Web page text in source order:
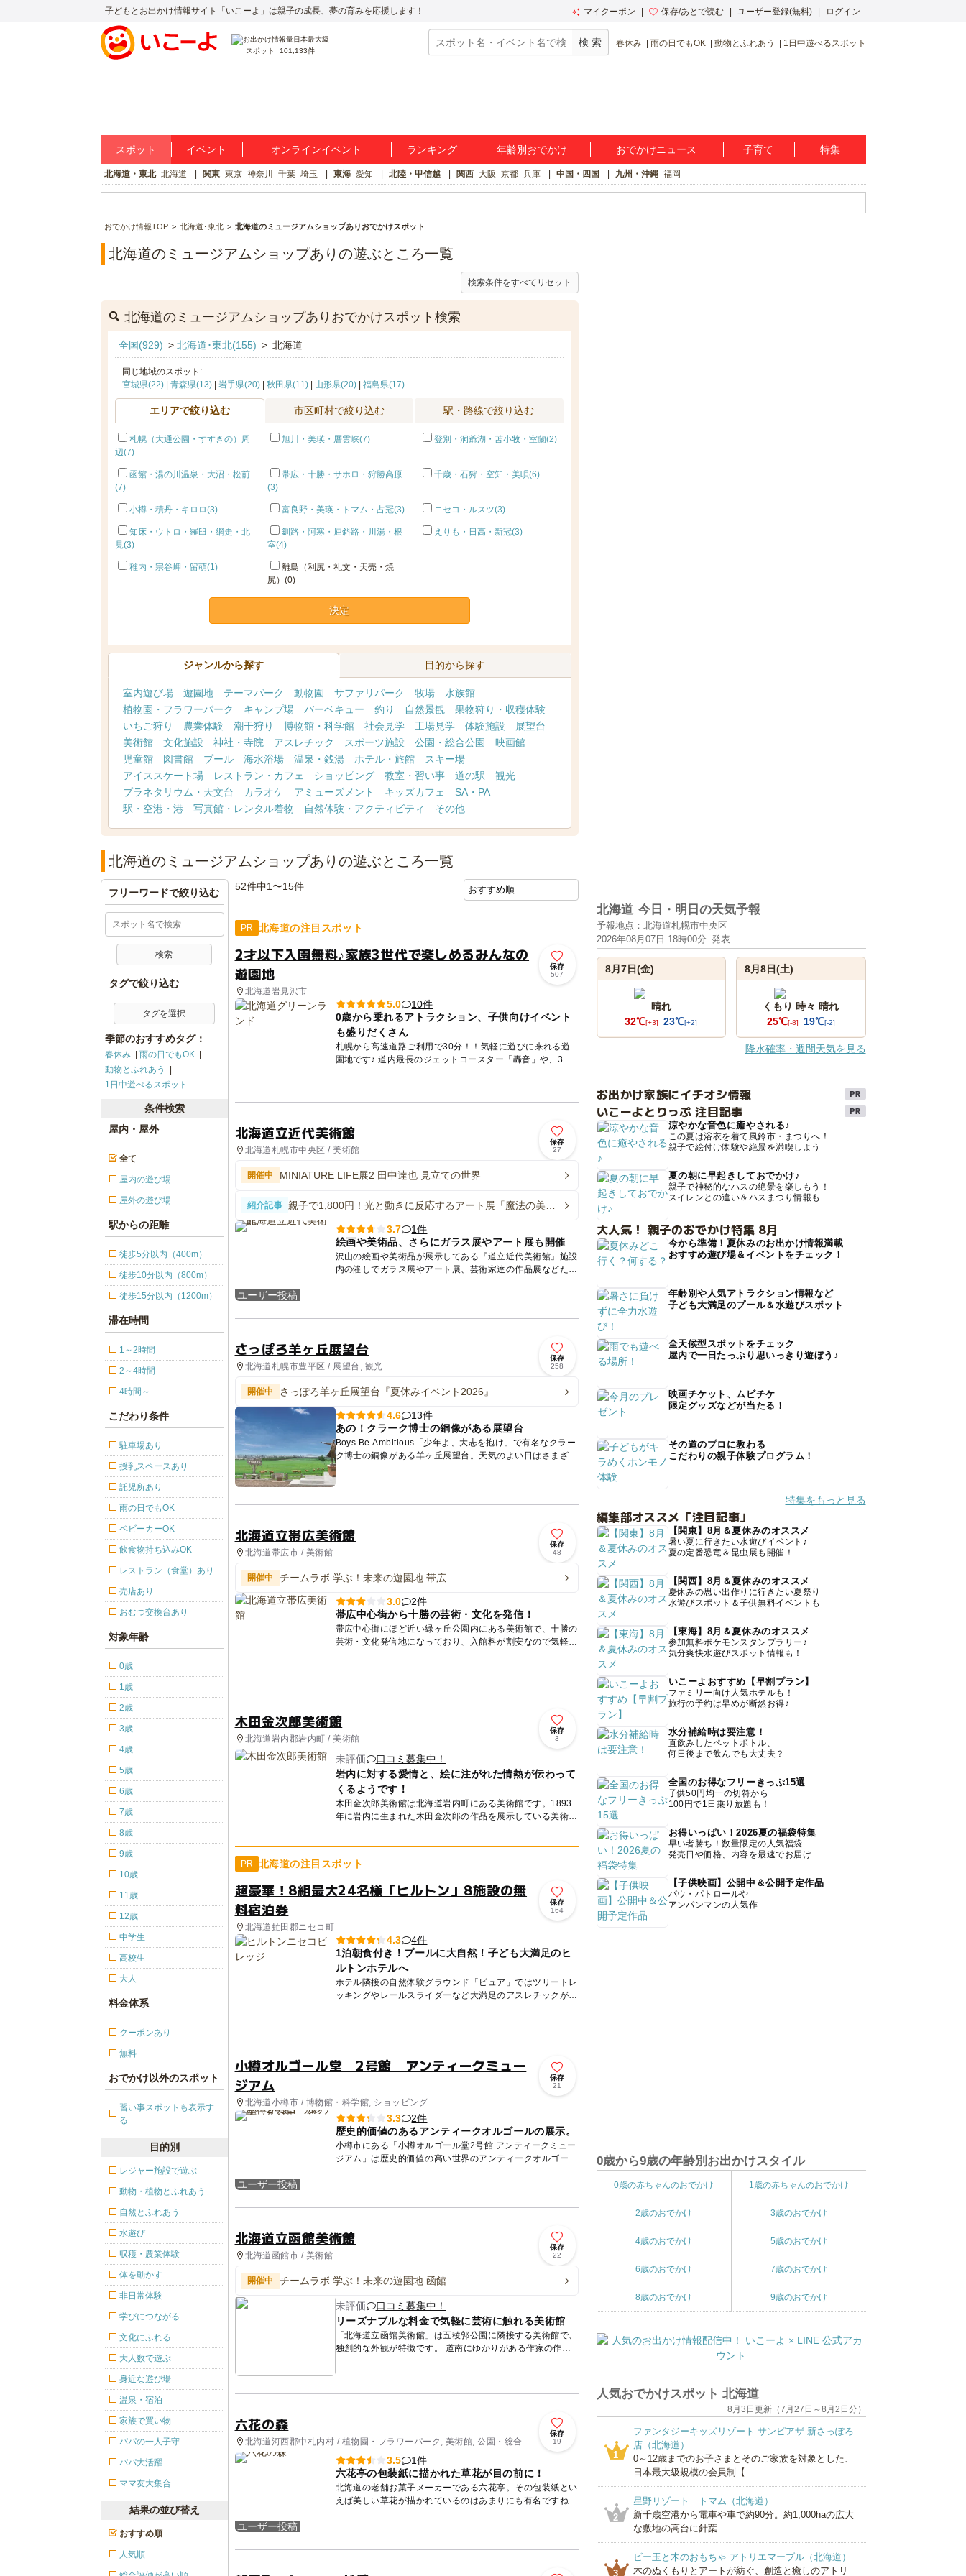
子どもとお出かけ情報サイト「いこーよ」は親子の成長、夢の育みを応援します！ マイクーポン 保存/あとで読む ユーザー登録(無料) ログイン
スポット 101,133件
春休み 雨の日でもOK 動物とふれあう 1日中遊べるスポット
スポット イベント オンラインイベント ランキング 年齢別おでかけ おでかけニュース 子育て 特集
北海道・東北 北海道 関東 東京 神奈川 千葉 埼玉 東海 愛知 北陸・甲信越 関西 大阪 京都 兵庫 中国・四国 九州・沖縄 福岡
おでかけ情報TOP 北海道･東北 北海道のミュージアムショップありおでかけスポット
北海道のミュージアムショップありの遊ぶところ一覧
検索条件をすべてリセット
北海道のミュージアムショップありおでかけスポット検索
全国(929) > 北海道･東北(155) > 北海道
同じ地域のスポット:
宮城県(22)| 青森県(13)| 岩手県(20)| 秋田県(11)| 山形県(20)| 福島県(17)
エリアで絞り込む 市区町村で絞り込む 駅・路線で絞り込む
札幌（大通公園・すすきの）周
辺(7)
旭川・美瑛・層雲峡(7) 登別・洞爺湖・苫小牧・室蘭(2)
函館・湯の川温泉・大沼・松前
(7)
帯広・十勝・サホロ・狩勝高原
(3)
千歳・石狩・空知・美唄(6)
小樽・積丹・キロロ(3) 富良野・美瑛・トマム・占冠(3) ニセコ・ルスツ(3)
知床・ウトロ・羅臼・網走・北
見(3)
釧路・阿寒・屈斜路・川湯・根
室(4)
えりも・日高・新冠(3)
稚内・宗谷岬・留萌(1)
離島（利尻・礼文・天売・焼
尻）(0)
決定
ジャンルから探す 目的から探す
室内遊び場 遊園地 テーマパーク 動物園 サファリパーク 牧場
水族館
植物園・フラワーパーク
キャンプ場 バーベキュー 釣り 自然景観
果物狩り・収穫体験
いちご狩り
農業体験 潮干狩り 博物館・科学館 社会見学 工場見学 体験施設
展望台
美術館
文化施設 神社・寺院 アスレチック スポーツ施設 公園・総合公園
映画館
児童館
図書館 プール 海水浴場 温泉・銭湯 ホテル・旅館
スキー場
アイススケート場
レストラン・カフェ ショッピング 教室・習い事 道の駅
観光
プラネタリウム・天文台
カラオケ アミューズメント キッズカフェ
SA・PA
駅・空港・港
写真館・レンタル着物 自然体験・アクティビティ その他
北海道のミュージアムショップありの遊ぶところ一覧
52件中1〜15件
PR 北海道の注目スポット
2才以下入園無料♪家族3世代で楽しめるみんなの
遊園地
北海道岩見沢市
保存
507
5.0
10件
0歳から乗れるアトラクション、子供向けイベント
も盛りだくさん
札幌から高速道路ご利用で30分！！気軽に遊びに来れる遊
園地です♪ 道内最長のジェットコースター「轟音」や、3回
北海道立近代美術館
北海道札幌市中央区 / 美術館
保存
27
開催中 MINIATURE LIFE展2 田中達也 見立ての世界
紹介記事
親子で1,800円！光と動きに反応するアート展「魔法の美術
ユーザー投稿
3.7
1件
絵画や美術品、さらにガラス展やアート展も開催
沢山の絵画や美術品が展示してある『道立近代美術館』施設
内の催しでガラス展やアート展、芸術家達の作品展などたく
さっぽろ羊ヶ丘展望台
北海道札幌市豊平区 / 展望台, 観光
保存
258
開催中 さっぽろ羊ヶ丘展望台『夏休みイベント2026』
4.6
13件
あの！クラーク博士の銅像がある展望台
Boys Be Ambitious「少年よ、大志を抱け」で有名なクラー
ク博士の銅像がある羊ヶ丘展望台。天気のよい日はさまざま
な札幌の風景を映し出してくれる絶景スポットです。 ...
北海道立帯広美術館
北海道帯広市 / 美術館
保存
48
開催中 チームラボ 学ぶ！未来の遊園地 帯広
3.0
2件
帯広中心街から十勝の芸術・文化を発信！
帯広中心街にほど近い緑ヶ丘公園内にある美術館で、十勝の
芸術・文化発信地になっており、入館料が割安なので気軽に
木田金次郎美術館
北海道岩内郡岩内町 / 美術館
保存
3
未評価
口コミ募集中！
岩内に対する愛情と、絵に注がれた情熱が伝わって
くるようです！
木田金次郎美術館は北海道岩内町にある美術館です。1893
年に岩内に生まれた木田金次郎の作品を展示している美術館
PR 北海道の注目スポット
超豪華！8組最大24名様「ヒルトン」8施設の無
料宿泊券
北海道虻田郡ニセコ町
保存
164
4.3
4件
1泊朝食付き！プールに大自然！子ども大満足のヒ
ルトンホテルへ
ホテル隣接の自然体験グラウンド「ピュア」ではツリートレ
ッキングやレールスライダーなど大満足のアスレチックが遊
小樽オルゴール堂 2号館 アンティークミュー
ジアム
北海道小樽市 / 博物館・科学館, ショッピング
保存
21
ユーザー投稿
3.3
2件
歴史的価値のあるアンティークオルゴールの展示。
小樽市にある「小樽オルゴール堂2号館 アンティークミュー
ジアム」は歴史的価値の高い世界のアンティークオルゴール
北海道立函館美術館
北海道函館市 / 美術館
保存
22
開催中 チームラボ 学ぶ！未来の遊園地 函館
未評価
口コミ募集中！
リーズナブルな料金で気軽に芸術に触れる美術館
「北海道立函館美術館」は五稜郭公園に隣接する美術館で、
独創的な外観が特徴です。 道南にゆかりがある作家の作品
す。 展示...
六花の森
北海道河西郡中札内村 / 植物園・フラワーパーク, 美術館, 公園・総合公
園
保存
19
ユーザー投稿
3.5
1件
六花亭の包装紙に描かれた草花が目の前に！
北海道の老舗お菓子メーカーである六花亭。その包装紙とい
えば美しい草花が描かれているのはあまりにも有名ですね。
フリーワードで絞り込む
タグで絞り込む
タグを選択
季節のおすすめタグ：
春休み
雨の日でもOK
動物とふれあう
1日中遊べるスポット
条件検索
屋内・屋外
全て
屋内の遊び場
屋外の遊び場
駅からの距離
徒歩5分以内（400m）
徒歩10分以内（800m）
徒歩15分以内（1200m）
滞在時間
1～2時間
2～4時間
4時間～
こだわり条件
駐車場あり
授乳スペースあり
託児所あり
雨の日でもOK
ベビーカーOK
飲食物持ち込みOK
レストラン（食堂）あり
売店あり
おむつ交換台あり
対象年齢
0歳
1歳
2歳
3歳
4歳
5歳
6歳
7歳
8歳
9歳
10歳
11歳
12歳
中学生
高校生
大人
料金体系
クーポンあり
無料
おでかけ以外のスポット
習い事スポットも表示す
る
目的別
レジャー施設で遊ぶ
動物・植物とふれあう
自然とふれあう
水遊び
収穫・農業体験
体を動かす
非日常体験
学びにつながる
文化にふれる
大人数で遊ぶ
身近な遊び場
温泉・宿泊
家族で買い物
パパの一人子守
パパ大活躍
ママ友大集合
結果の並び替え
おすすめ順
人気順
北海道 今日・明日の天気予報
予報地点：北海道札幌市中央区
2026年08月07日 18時00分 発表
8月7日(金)
晴れ
32℃[+3] 23℃[+2]
8月8日(土)
くもり 時々 晴れ
25℃[-8] 19℃[-2]
降水確率・週間天気を見る
お出かけ家族にイチオシ情報
いこーよとりっぷ 注目記事
涼やかな音色に癒やされる♪
この夏は浴衣を着て風鈴市・まつりへ！
親子で絵付け体験や絶景を満喫しよう
夏の朝に早起きしておでかけ♪
親子で神秘的なハスの絶景を楽しもう！
スイレンとの違い＆ハスまつり情報も
大人気！ 親子のおでかけ特集 8月
今から準備！夏休みのお出かけ情報満載
おすすめ遊び場＆イベントをチェック！
年齢別や人気アトラクション情報など
子ども大満足のプール＆水遊びスポット
全天候型スポットをチェック
屋内で一日たっぷり思いっきり遊ぼう♪
映画チケット、ムビチケ
限定グッズなどが当たる！
その道のプロに教わる
こだわりの親子体験プログラム！
特集をもっと見る
編集部オススメ「注目記事」
【関東】8月＆夏休みのオススメ
暑い夏に行きたい水遊びイベント♪
夏の定番恐竜＆昆虫展も開催！
【関西】8月＆夏休みのオススメ
夏休みの思い出作りに行きたい夏祭り
水遊びスポット＆子供無料イベントも
【東海】8月＆夏休みのオススメ
参加無料ポケモンスタンプラリー♪
気分爽快水遊びスポット情報も！
いこーよおすすめ【早割プラン】
ファミリー向け人気ホテルも！
旅行の予約は早めが断然お得♪
水分補給時は要注意！
直飲みしたペットボトル、
何日後まで飲んでも大丈夫？
全国のお得なフリーきっぷ15選
子供50円均一の切符から
100円で1日乗り放題も！
お得いっぱい！2026夏の福袋特集
早い者勝ち！数量限定の人気福袋
発売日や価格、内容を最速でお届け
【子供映画】公開中＆公開予定作品
パウ・パトロールや
アンパンマンの人気作
0歳から9歳の年齢別お出かけスタイル
0歳の赤ちゃんのおでかけ 1歳の赤ちゃんのおでかけ
2歳のおでかけ 3歳のおでかけ
4歳のおでかけ 5歳のおでかけ
6歳のおでかけ 7歳のおでかけ
8歳のおでかけ 9歳のおでかけ
人気おでかけスポット 北海道
8月3日更新（7月27日～8月2日分）
1
ファンタジーキッズリゾート サンピアザ 新さっぽろ
店（北海道）
0～12歳までのお子さまとそのご家族を対象とした、
日本最大級規模の会員制【...
2
星野リゾート トマム（北海道）
新千歳空港から電車や車で約90分。約1,000haの広大
な敷地の高台に針葉...
3
ビー玉と木のおもちゃ アトリエマーブル（北海道）
木のぬくもりとアートが紡ぐ、創造と癒しのアトリ